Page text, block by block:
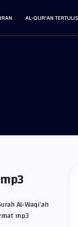
AL-QUR'AN TERTULIS
Al-Waqi’ah
mp3